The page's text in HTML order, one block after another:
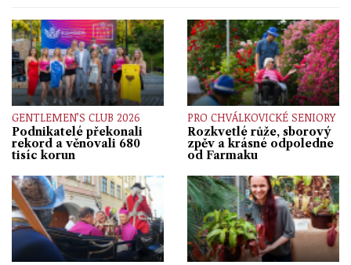
GENTLEMEN’S CLUB 2026
Podnikatelé překonali
rekord a věnovali 680
tisíc korun
PRO CHVÁLKOVICKÉ SENIORY
Rozkvetlé růže, sborový
zpěv a krásné odpoledne
od Farmaku